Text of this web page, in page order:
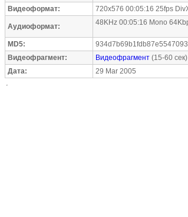
Видеоформат:
720x576 00:05:16 25fps
Аудиоформат: 48KHz 00:05:16 Mono
MD5:
Видеофрагмент:
Видеофрагмент (15-60 сек)
Дата:
29 Mar 2005